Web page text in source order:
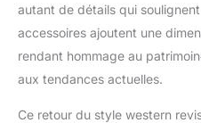
autant de détails qui
accessoires ajoutent une
rendant hommage au
aux tendances actuelles.
Ce retour du style western